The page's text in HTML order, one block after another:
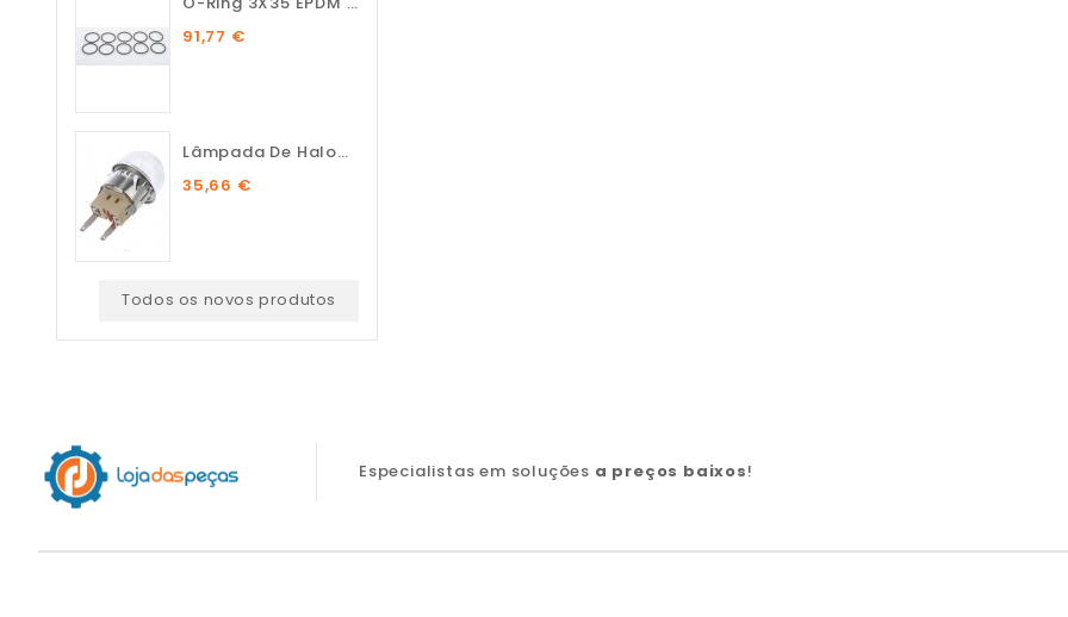
91,77 €
Lâmpada De Halogénio...
35,66 €
Todos os novos produtos
Especialistas em soluções a preços baixos!